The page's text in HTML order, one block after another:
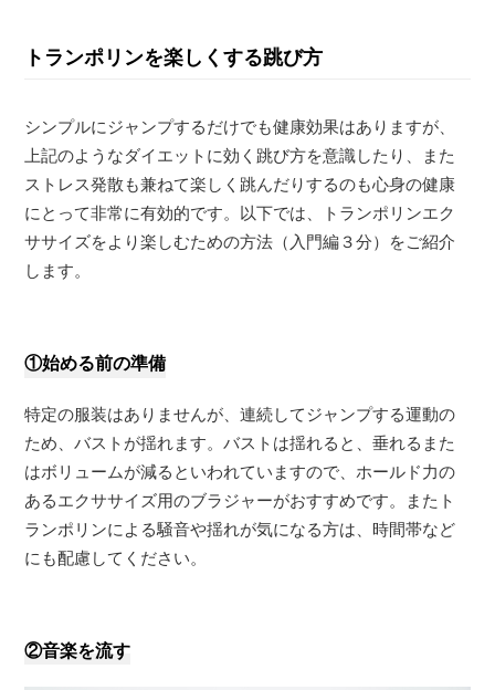
トランポリンを楽しくする跳び方
シンプルにジャンプするだけでも健康効果はありますが、
上記のようなダイエットに効く跳び方を意識したり、また
ストレス発散も兼ねて楽しく跳んだりするのも心身の健康
にとって非常に有効的です。以下では、トランポリンエク
ササイズをより楽しむための方法（入門編３分）をご紹介
します。
①始める前の準備
特定の服装はありませんが、連続してジャンプする運動の
ため、バストが揺れます。バストは揺れると、垂れるまた
はボリュームが減るといわれていますので、ホールド力の
あるエクササイズ用のブラジャーがおすすめです。またト
ランポリンによる騒音や揺れが気になる方は、時間帯など
にも配慮してください。
②音楽を流す